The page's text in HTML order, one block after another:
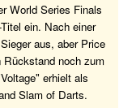
World Series Finals
ein. Nach einer
aus, aber Price
Rückstand noch zum
erhielt als
Slam of Darts.